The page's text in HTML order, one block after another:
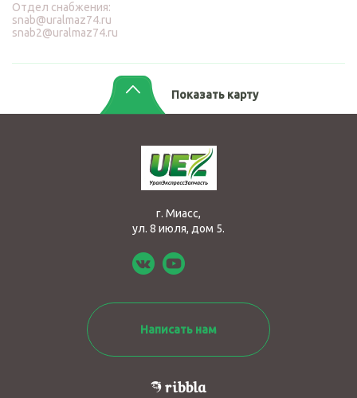
Отдел снабжения:
snab@uralmaz74.ru
snab2@uralmaz74.ru
Показать карту
г. Миасс,
ул. 8 июля, дом 5.
Написать нам